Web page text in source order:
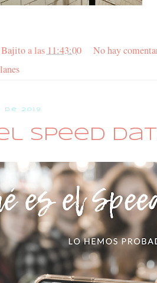
Bajito a las 11:43:00
No hay
2019
Speed